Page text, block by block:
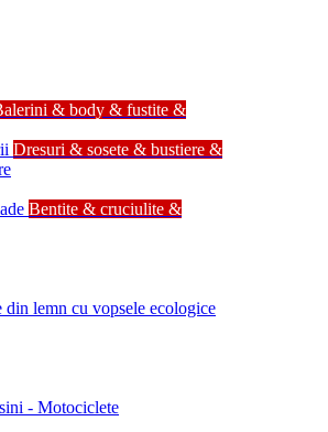
& body & fustite &
Dresuri & sosete & bustiere &
Bentite & cruciulite &
din lemn cu vopsele ecologice
- Motociclete